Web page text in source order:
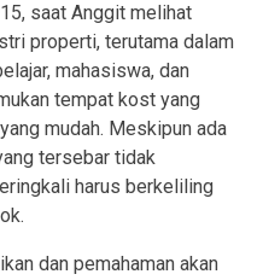
saat Anggit melihat
properti, terutama dalam
mahasiswa, dan
tempat kost yang
mudah. Meskipun ada
tersebar tidak
harus berkeliling
dan pemahaman akan